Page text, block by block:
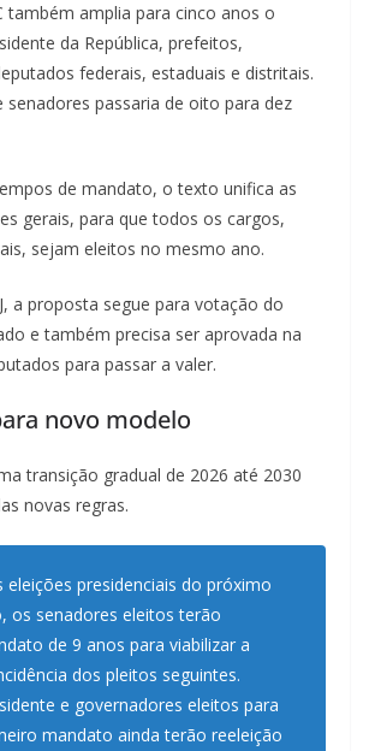
também amplia para cinco anos o
da República, prefeitos,
federais, estaduais e distritais.
senadores passaria de oito para dez
de mandato, o texto unifica as
gerais, para que todos os cargos,
sejam eleitos no mesmo ano.
a proposta segue para votação do
e também precisa ser aprovada na
para passar a valer.
novo modelo
transição gradual de 2026 até 2030
novas regras.
eleições presidenciais do próximo
os senadores eleitos terão
de 9 anos para viabilizar a
dos pleitos seguintes.
e governadores eleitos para
mandato ainda terão reeleição